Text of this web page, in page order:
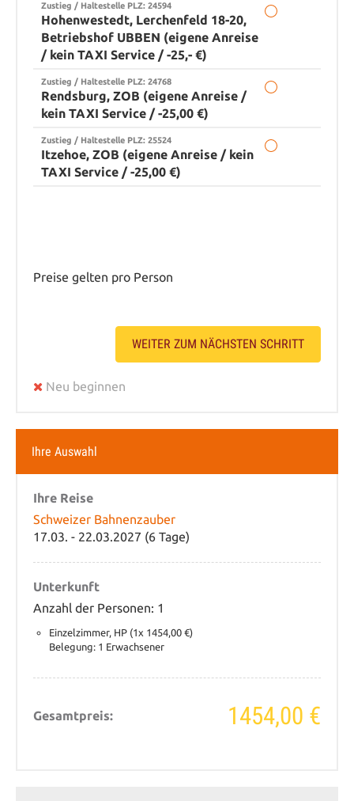
Zustieg / Haltestelle PLZ: 24594
Hohenwestedt, Lerchenfeld 18-20,
Betriebshof UBBEN (eigene Anreise
/ kein TAXI Service / -25,- €)
Zustieg / Haltestelle PLZ: 24768
Rendsburg, ZOB (eigene Anreise /
kein TAXI Service / -25,00 €)
Zustieg / Haltestelle PLZ: 25524
Itzehoe, ZOB (eigene Anreise / kein
TAXI Service / -25,00 €)
Preise gelten pro Person
WEITER ZUM NÄCHSTEN SCHRITT
Neu beginnen
Ihre Auswahl
Ihre Reise
Schweizer Bahnenzauber
17.03. - 22.03.2027 (6 Tage)
Unterkunft
Anzahl der Personen: 1
Einzelzimmer, HP (1x 1454,00 €)
Belegung: 1 Erwachsener
Gesamtpreis: 1454,00 €